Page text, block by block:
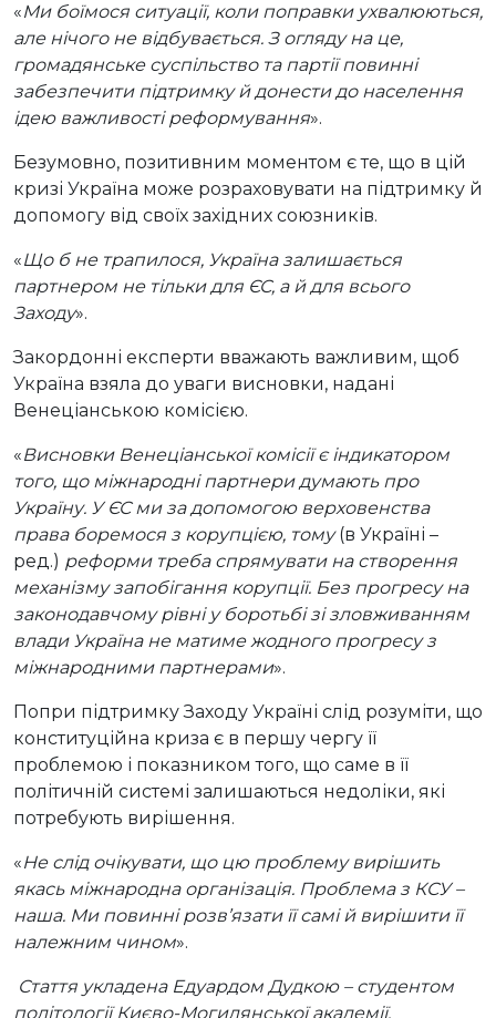
«Ми боїмося ситуації, коли поправки ухвалюються,
але нічого не відбувається. З огляду на це,
громадянське суспільство та партії повинні
забезпечити підтримку й донести до населення
ідею важливості реформування».
Безумовно, позитивним моментом є те, що в цій
кризі Україна може розраховувати на підтримку й
допомогу від своїх західних союзників.
«Що б не трапилося, Україна залишається
партнером не тільки для ЄС, а й для всього
Заходу».
Закордонні експерти вважають важливим, щоб
Україна взяла до уваги висновки, надані
Венеціанською комісією.
«Висновки Венеціанської комісії є індикатором
того, що міжнародні партнери думають про
Україну. У ЄС ми за допомогою верховенства
права боремося з корупцією, тому(в Україні –
ред.) реформи треба спрямувати на створення
механізму запобігання корупції. Без прогресу на
законодавчому рівні у боротьбі зі зловживанням
влади Україна не матиме жодного прогресу з
міжнародними партнерами».
Попри підтримку Заходу Україні слід розуміти, що
конституційна криза є в першу чергу її
проблемою і показником того, що саме в її
політичній системі залишаються недоліки, які
потребують вирішення.
«Не слід очікувати, що цю проблему вирішить
якась міжнародна організація. Проблема з КСУ –
наша. Ми повинні розв’язати її самі й вирішити її
належним чином».
Стаття укладена Едуардом Дудкою – студентом
політології Києво-Могилянської академії,